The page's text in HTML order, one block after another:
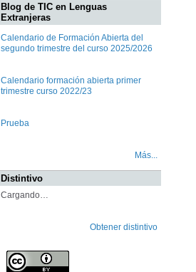
Blog de TIC en Lenguas
Extranjeras
Calendario de Formación Abierta del
segundo trimestre del curso 2025/2026
Calendario formación abierta primer
trimestre curso 2022/23
Prueba
Más...
Distintivo
Cargando…
Obtener distintivo